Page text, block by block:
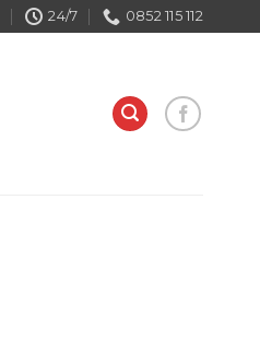
24/7 0852 115 112